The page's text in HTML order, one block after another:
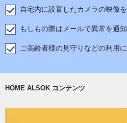
自宅内に設置したカメラの映像
もしもの際はメールで異常を通
ご高齢者様の見守りなどの利用
HOME ALSOK コンテンツ